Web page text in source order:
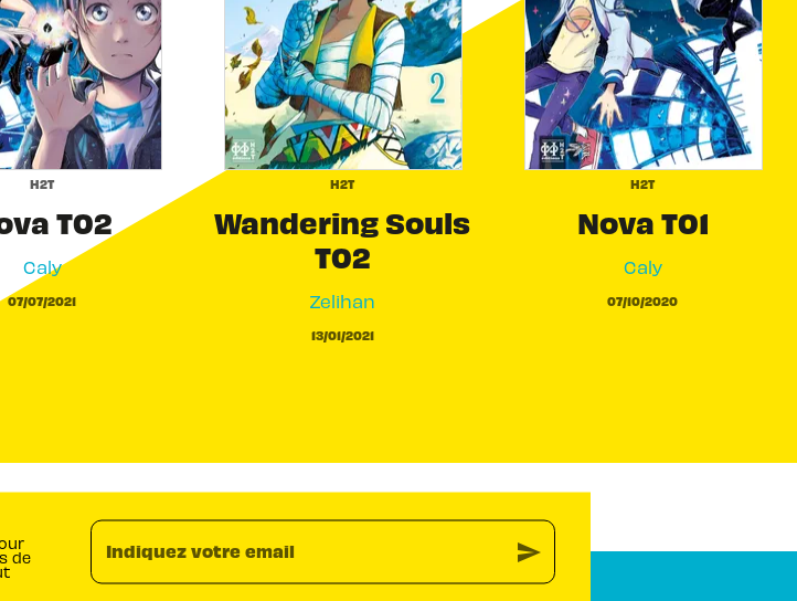
H2T
T02
Caly
07/07/2021
H2T
Wandering Souls
T02
Zelihan
13/01/2021
H2T
Nova T01
Caly
07/10/2020
de Indiquez votre email send